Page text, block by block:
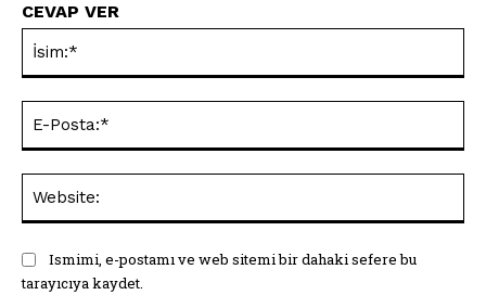
CEVAP VER
Ismimi, e-postamı ve web sitemi bir dahaki sefere bu
tarayıcıya kaydet.